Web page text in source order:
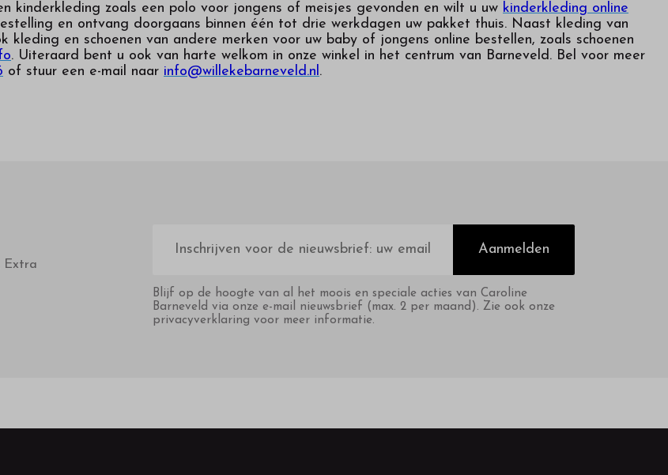
kinderkleding zoals een polo voor jongens of meisjes gevonden en wilt u uw kinderkleding online
en ontvang doorgaans binnen één tot drie werkdagen uw pakket thuis. Naast kleding van
kleding en schoenen van andere merken voor uw baby of jongens online bestellen, zoals schoenen
. Uiteraard bent u ook van harte welkom in onze winkel in het centrum van Barneveld. Bel voor meer
of stuur een e-mail naar info@willekebarneveld.nl.
Extra
mailadres
Aanmelden
Blijf op de hoogte van al het moois en speciale acties van Caroline
Barneveld via onze e-mail nieuwsbrief (max. 2 per maand). Zie ook onze
privacyverklaring voor meer informatie.